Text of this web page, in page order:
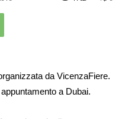
da VicenzaFiere.
a Dubai.